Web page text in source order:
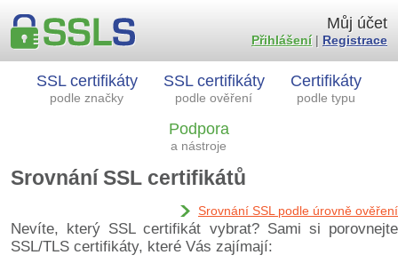
SSL certifikáty
podle značky
SSL certifikáty
podle ověření
Certifikáty
podle typu
Podpora
a nástroje
Můj účet
Přihlášení| Registrace
Srovnání SSL certifikátů
Srovnání SSL podle úrovně ověření
Nevíte, který SSL certifikát vybrat? Sami si porovnejte
SSL/TLS certifikáty, které Vás zajímají: